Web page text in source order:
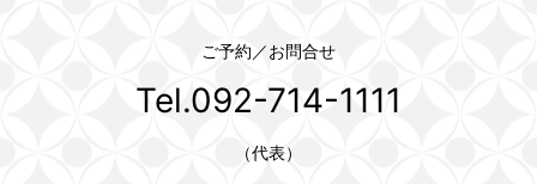
ご予約／お問合せ
Tel.092-714-1111
（代表）